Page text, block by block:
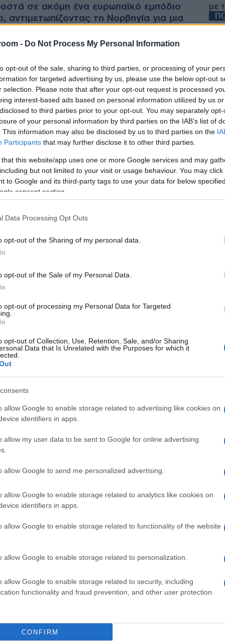
- Do Not Process My Personal Information
opt-out of the sale, sharing to third parties, or processing of your
for targeted advertising by us, please use the below opt-out
selection. Please note that after your opt-out request is processed
interest-based ads based on personal information utilized by us
to third parties prior to your opt-out. You may separately
of your personal information by third parties on the IAB’s list of
This information may also be disclosed by us to third parties on the
Participants that may further disclose it to other third parties.
that this website/app uses one or more Google services and may
but not limited to your visit or usage behaviour. You may
to Google and its third-party tags to use your data for below
consent section.
Data Processing Opt Outs
opt-out of the Sharing of my personal data.
opt-out of the Sale of my Personal Data.
opt-out of processing my Personal Data for Targeted
opt-out of Collection, Use, Retention, Sale, and/or Sharing
Data that Is Unrelated with the Purposes for which it
allow Google to enable storage related to advertising like cookies on
identifiers in apps.
allow my user data to be sent to Google for online advertising
allow Google to send me personalized advertising.
allow Google to enable storage related to analytics like cookies on
identifiers in apps.
allow Google to enable storage related to functionality of the website
allow Google to enable storage related to personalization.
allow Google to enable storage related to security, including
functionality and fraud prevention, and other user protection.
CONFIRM
σε ακόμη ένα ευρωπαϊκό εμπόδιο
τη Νορβηγία για μια
το εισιτήριο για τα προημιτελικά
του 2002 και μετά, η Βραζιλίαέχει
αναμέτρηση που έδωσε απέναντι σε
έξι συνεχόμενους αποκλεισμούς, χωρίς
απέναντι σε αντίπαλο από την UEFA.
στα προημιτελικά από τηΓαλλία.
από τηνΟλλανδία, ενώ το 2014
τη
από τους Ολλανδούς. Το 2018 το
Κροατία, με αποτέλεσμα το αρνητικό
σε ευρωπαϊκές ομάδες στα νοκ άουτ
αλλάζει εντελώς όταν απέναντί της
συνομοσπονδίες!
κάνει το απόλυτο απέναντι σε μη
επτά προκρίσεις σε επτά αγώνες.
διατηρώντας το απόλυτο απέναντι σε
με
η
1